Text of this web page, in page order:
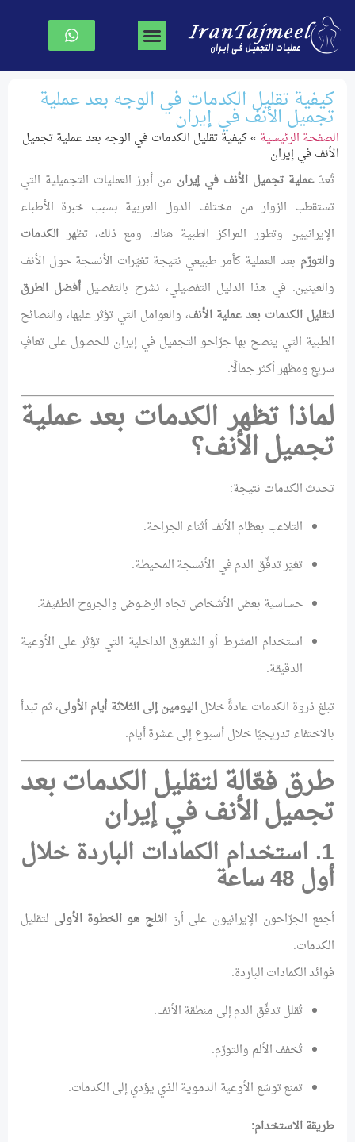
كيفية تقليل الكدمات في الوجه بعد عملية
تجميل الأنف في إيران
الصفحة الرئیسیة »كيفية تقليل الكدمات في الوجه بعد عملية تجميل
الأنف في إيران
تُعدّعملية تجميل الأنف في إيران من أبرز العمليات التجميلية التي
تستقطب الزوار من مختلف الدول العربية بسبب خبرة الأطباء
الإيرانيين وتطور المراكز الطبية هناك. ومع ذلك، تظهر الكدمات
والتورّم بعد العملية كأمر طبيعي نتيجة تغيّرات الأنسجة حول الأنف
والعينين. في هذا الدليل التفصيلي، نشرح بالتفصيلأفضل الطرق
لتقليل الكدمات بعد عملية الأنف، والعوامل التي تؤثر عليها، والنصائح
الطبية التي ينصح بها جرّاحو التجميل في إيران للحصول على تعافٍ
سريع ومظهر أكثر جمالًا.
لماذا تظهر الكدمات بعد عملية
تجميل الأنف؟
تحدث الكدمات نتيجة:
التلاعب بعظام الأنف أثناء الجراحة.
تغيّر تدفّق الدم في الأنسجة المحيطة.
حساسية بعض الأشخاص تجاه الرضوض والجروح الطفيفة.
استخدام المشرط أو الشقوق الداخلية التي تؤثر على الأوعية
الدقيقة.
تبلغ ذروة الكدمات عادةً خلالاليومين إلى الثلاثة أيام الأولى، ثم تبدأ
بالاختفاء تدريجيًا خلال أسبوع إلى عشرة أيام.
طرق فعّالة لتقليل الكدمات بعد
تجميل الأنف في إيران
1. استخدام الكمادات الباردة خلال
أول 48 ساعة
أجمع الجرّاحون الإيرانيون على أنّ الثلج هو الخطوة الأولى لتقليل
الكدمات.
فوائد الكمادات الباردة:
تُقلل تدفّق الدم إلى منطقة الأنف.
تُخفف الألم والتورّم.
تمنع توسّع الأوعية الدموية الذي يؤدي إلى الكدمات.
طريقة الاستخدام: